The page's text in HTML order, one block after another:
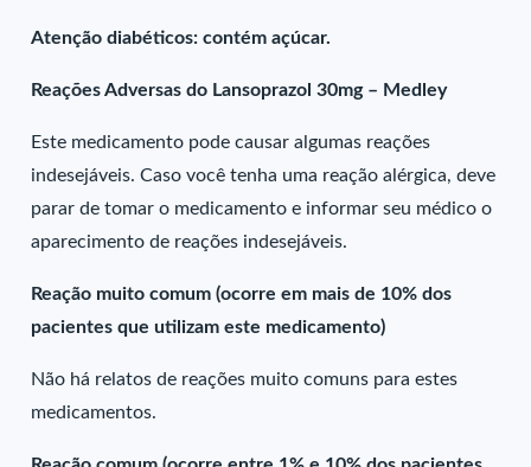
Atenção diabéticos: contém açúcar.
Reações Adversas do Lansoprazol 30mg – Medley
Este medicamento pode causar algumas reações
indesejáveis. Caso você tenha uma reação alérgica, deve
parar de tomar o medicamento e informar seu médico o
aparecimento de reações indesejáveis.
Reação muito comum (ocorre em mais de 10% dos
pacientes que utilizam este medicamento)
Não há relatos de reações muito comuns para estes
medicamentos.